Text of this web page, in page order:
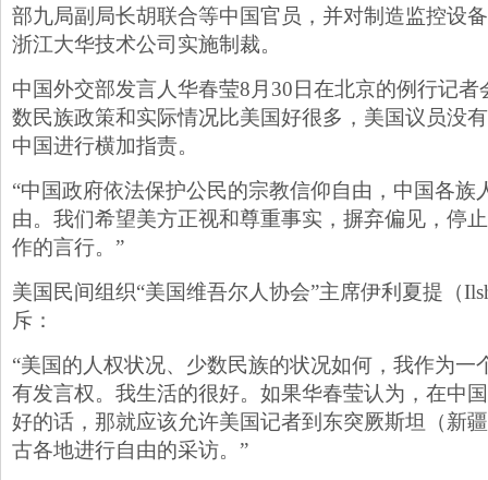
部九局副局长胡联合等中国官员，并对制造监控设
浙江大华技术公司实施制裁。
中国外交部发言人华春莹8月30日在北京的例行记
数民族政策和实际情况比美国好很多，美国议员没
中国进行横加指责。
“中国政府依法保护公民的宗教信仰自由，中国各族
由。我们希望美方正视和尊重事实，摒弃偏见，停
作的言行。”
美国民间组织“美国维吾尔人协会”主席伊利夏提（
斥：
“美国的人权状况、少数民族的状况如何，我作为一
有发言权。我生活的很好。如果华春莹认为，在中
好的话，那就应该允许美国记者到东突厥斯坦（新
古各地进行自由的采访。”